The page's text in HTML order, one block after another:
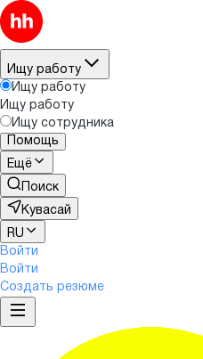
Ищу работу
Ищу работу
Ищу работу
Ищу сотрудника
Помощь
Ещё
Поиск
Кувасай
RU
Войти
Войти
Создать резюме